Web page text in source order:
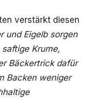
verstärkt diesen
und Eigelb sorgen
Krume,
Bäckertrick dafür
Backen weniger